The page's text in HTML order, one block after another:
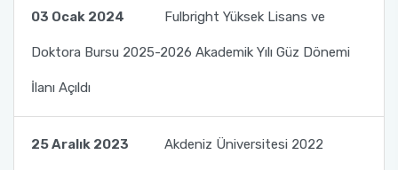
03 Ocak 2024 Fulbright Yüksek Lisans ve
Doktora Bursu 2025-2026 Akademik Yılı Güz Dönemi
İlanı Açıldı
25 Aralık 2023 Akdeniz Üniversitesi 2022
Erasmus+ Ofis Görüşme Saatleri